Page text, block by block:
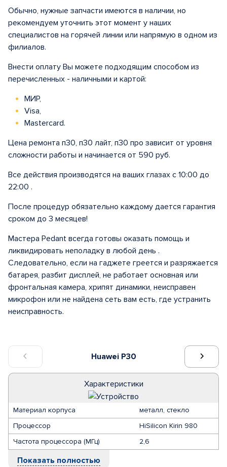
Huawei P30
Характеристики
Материал корпуса
металл, стекло
Процессор
HiSilicon Kirin 980
Частота процессора (МГц)
2,6
Показать полностью
Обычно, нужные запчасти имеются в наличии, но
рекомендуем уточнить этот момент у наших
специалистов на горячей линии или напрямую в одном из
филиалов.
Внести оплату Вы можете подходящим способом из
перечисленных - наличными и картой:
МИР,
Visa,
Mastercard.
Цена ремонта п30, п30 лайт, п30 про зависит от уровня
сложности работы и начинается от 590 руб.
Все действия производятся на ваших глазах с 10:00 до
22:00 .
После процедур обязательно каждому дается гарантия
сроком до 3 месяцев!
Мастера Pedant всегда готовы оказать помощь и
ликвидировать неполадку в любой день .
Следовательно, если на гаджете греется и разряжается
батарея, разбит дисплей, не работает основная или
фронтальная камера, хрипят динамики, неисправен
микрофон или не найдена сеть вам есть, где устранить
неисправность.